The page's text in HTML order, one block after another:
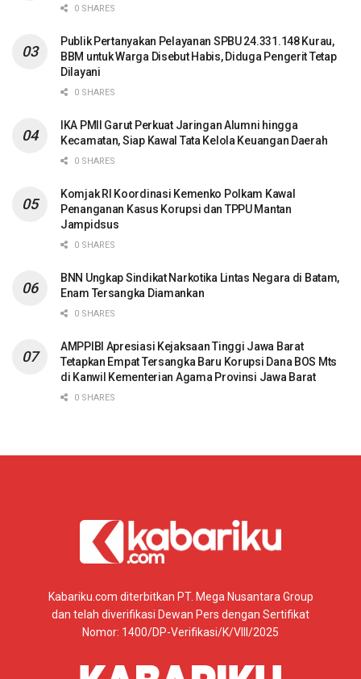
0 SHARES
Publik Pertanyakan Pelayanan SPBU 24.331.148 Kurau,
BBM untuk Warga Disebut Habis, Diduga Pengerit Tetap
Dilayani
0 SHARES
IKA PMII Garut Perkuat Jaringan Alumni hingga
Kecamatan, Siap Kawal Tata Kelola Keuangan Daerah
0 SHARES
Komjak RI Koordinasi Kemenko Polkam Kawal
Penanganan Kasus Korupsi dan TPPU Mantan
Jampidsus
0 SHARES
BNN Ungkap Sindikat Narkotika Lintas Negara di Batam,
Enam Tersangka Diamankan
0 SHARES
AMPPIBI Apresiasi Kejaksaan Tinggi Jawa Barat
Tetapkan Empat Tersangka Baru Korupsi Dana BOS Mts
di Kanwil Kementerian Agama Provinsi Jawa Barat
0 SHARES
Kabariku.com diterbitkan PT. Mega Nusantara Group
dan telah diverifikasi Dewan Pers dengan Sertifikat
Nomor: 1400/DP-Verifikasi/K/VIII/2025